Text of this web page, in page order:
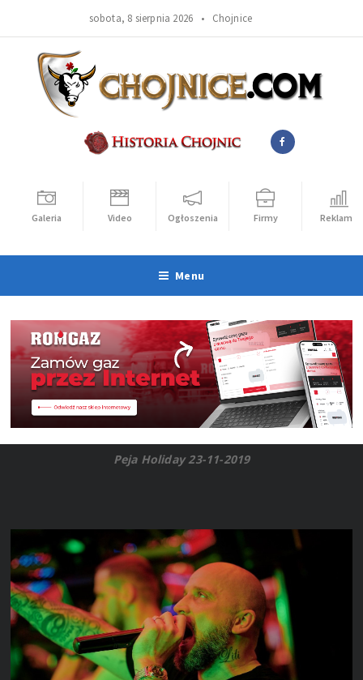
sobota, 8 sierpnia 2026 • Chojnice
Galeria Video Ogłoszenia Firmy Reklama
Menu
Peja Holiday 23-11-2019